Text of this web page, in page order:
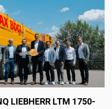
LIEBHERR LTM 1750-